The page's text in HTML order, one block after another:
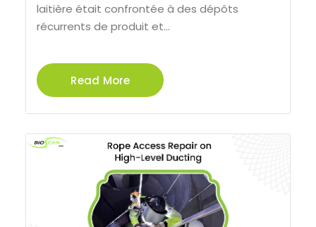
laitière était confrontée à des dépôts
récurrents de produit et...
Read More